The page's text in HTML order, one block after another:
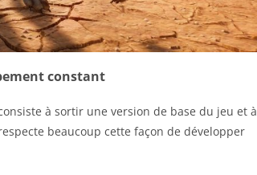
constant
à sortir une version de base du jeu et à
beaucoup cette façon de développer